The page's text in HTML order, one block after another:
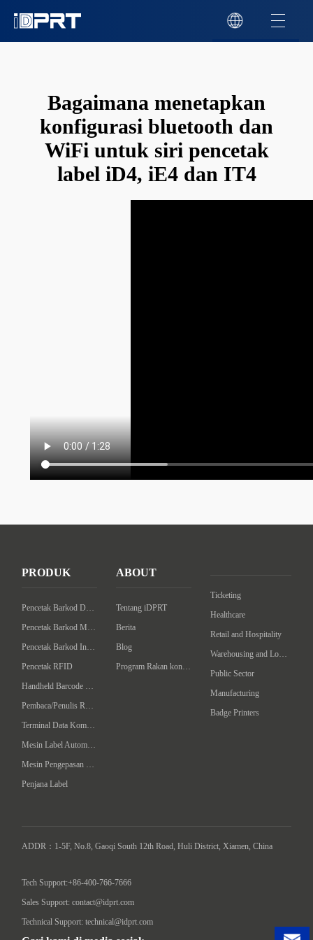
Bagaimana menetapkan
konfigurasi bluetooth dan
WiFi untuk siri pencetak
label iD4, iE4 dan IT4
PRODUK
Pencetak Barkod Desktop
Pencetak Barkod Mudah
Pencetak Barkod Industrial
Pencetak RFID
Handheld Barcode Scanner
Pembaca/Penulis RFID Komputer Tangan
Terminal Data Komputer Telapak
Mesin Label Automatik
Mesin Pengepasan Intelligent
Penjana Label
ABOUT
Tentang iDPRT
Berita
Blog
Program Rakan kongsi
Ticketing
Healthcare
Retail and Hospitality
Warehousing and Logistics
Public Sector
Manufacturing
Badge Printers
ADDR：1-5F, No.8, Gaoqi South 12th Road, Huli District, Xiamen, China
Tech Support:+86-400-766-7666
Sales Support: contact@idprt.com
Technical Support: technical@idprt.com